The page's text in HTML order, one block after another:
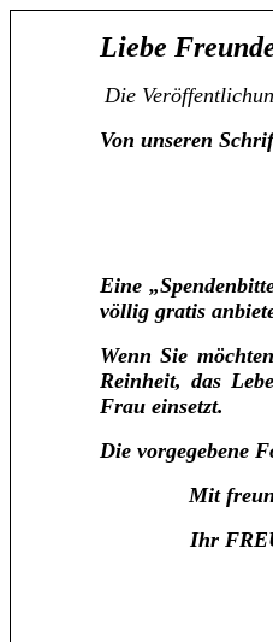
Liebe
Die
Von unseren
Eine
völlig gratis
Wenn Sie
Reinheit, das
Frau einsetzt.
Die vorgegebene
Mit
Ihr